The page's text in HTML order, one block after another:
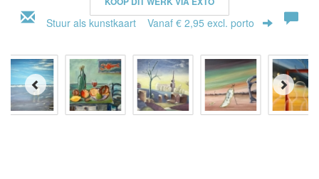
Stuur als kunstkaart Vanaf € 2,95 excl. porto